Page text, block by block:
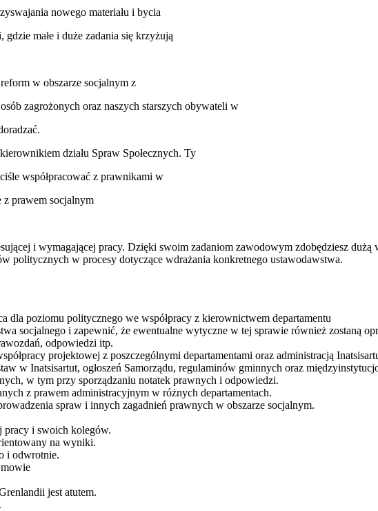
nowego materiału i bycia
małe i duże zadania się krzyżują
w obszarze socjalnym z
zagrożonych oraz naszych starszych obywateli w
działu Spraw Społecznych. Ty
współpracować z prawnikami w
z prawem socjalnym
i wymagającej pracy. Dzięki swoim zadaniom zawodowym zdobędziesz dużą
politycznych w procesy dotyczące wdrażania konkretnego ustawodawstwa.
dla poziomu politycznego we współpracy z kierownictwem departamentu
socjalnego i zapewnić, że ewentualne wytyczne w tej sprawie również zostaną
odpowiedzi itp.
projektowej z poszczególnymi departamentami oraz administracją
w Inatsisartut, ogłoszeń Samorządu, regulaminów gminnych oraz
w tym przy sporządzaniu notatek prawnych i odpowiedzi.
z prawem administracyjnym w różnych departamentach.
spraw i innych zagadnień prawnych w obszarze socjalnym.
pracy i swoich kolegów.
na wyniki.
i odwrotnie.
jest atutem.